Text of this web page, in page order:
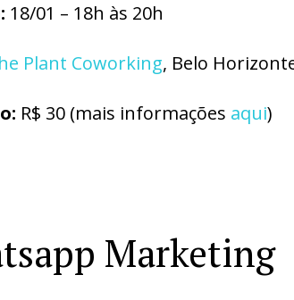
18/01 – 18h às 20h
Plant Coworking, Belo
R$ 30 (mais informações aqui)
Marketing